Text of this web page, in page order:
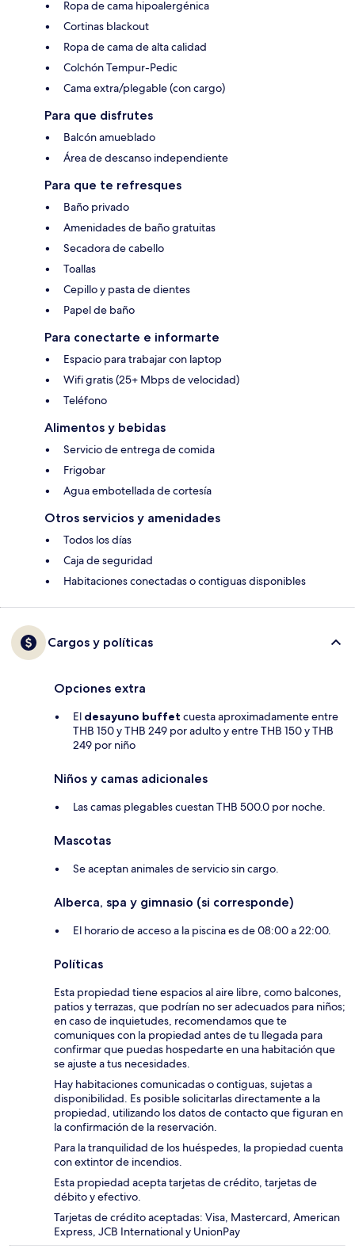
Ropa de cama hipoalergénica
Cortinas blackout
Ropa de cama de alta calidad
Colchón Tempur-Pedic
Cama extra/plegable (con cargo)
Para que disfrutes
Balcón amueblado
Área de descanso independiente
Para que te refresques
Baño privado
Amenidades de baño gratuitas
Secadora de cabello
Toallas
Cepillo y pasta de dientes
Papel de baño
Para conectarte e informarte
Espacio para trabajar con laptop
Wifi gratis (25+ Mbps de velocidad)
Teléfono
Alimentos y bebidas
Servicio de entrega de comida
Frigobar
Agua embotellada de cortesía
Otros servicios y amenidades
Todos los días
Caja de seguridad
Habitaciones conectadas o contiguas disponibles
Cargos y políticas
Opciones extra
El desayuno buffet cuesta aproximadamente entre
THB 150 y THB 249 por adulto y entre THB 150 y THB
249 por niño
Niños y camas adicionales
Las camas plegables cuestan THB 500.0 por noche.
Mascotas
Se aceptan animales de servicio sin cargo.
Alberca, spa y gimnasio (si corresponde)
El horario de acceso a la piscina es de 08:00 a 22:00.
Políticas
Esta propiedad tiene espacios al aire libre, como balcones,
patios y terrazas, que podrían no ser adecuados para niños;
en caso de inquietudes, recomendamos que te
comuniques con la propiedad antes de tu llegada para
confirmar que puedas hospedarte en una habitación que
se ajuste a tus necesidades.
Hay habitaciones comunicadas o contiguas, sujetas a
disponibilidad. Es posible solicitarlas directamente a la
propiedad, utilizando los datos de contacto que figuran en
la confirmación de la reservación.
Para la tranquilidad de los huéspedes, la propiedad cuenta
con extintor de incendios.
Esta propiedad acepta tarjetas de crédito, tarjetas de
débito y efectivo.
Tarjetas de crédito aceptadas: Visa, Mastercard, American
Express, JCB International y UnionPay